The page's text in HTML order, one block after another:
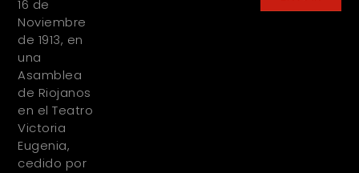
16 de
Noviembre
de 1913, en
una
Asamblea
de Riojanos
en el Teatro
Victoria
Eugenia,
cedido por